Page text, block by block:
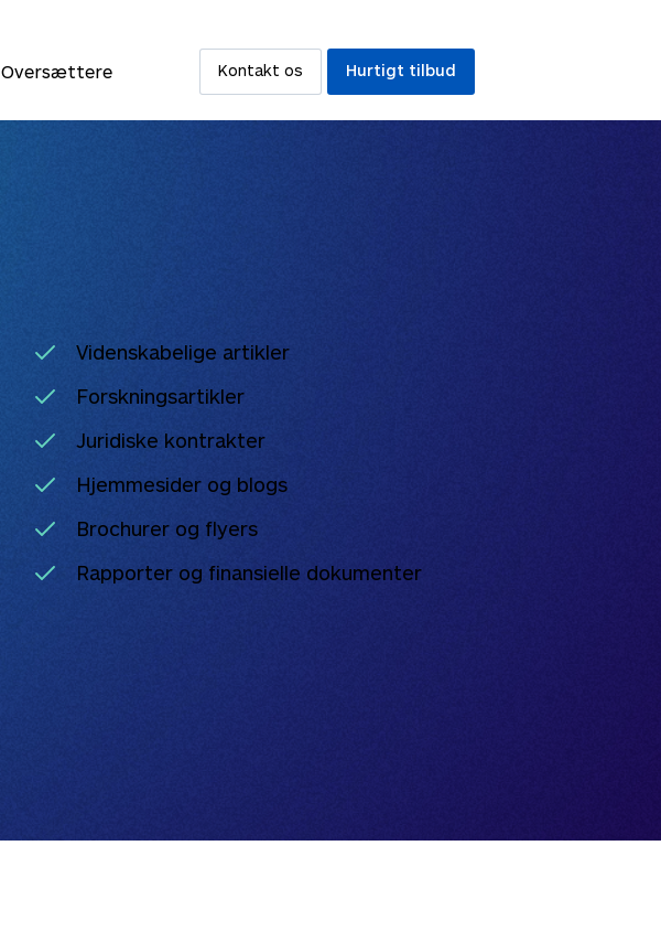
Oversættere Kontakt os Hurtigt tilbud
Videnskabelige artikler
Forskningsartikler
Juridiske kontrakter
Hjemmesider og blogs
Brochurer og flyers
Rapporter og finansielle dokumenter